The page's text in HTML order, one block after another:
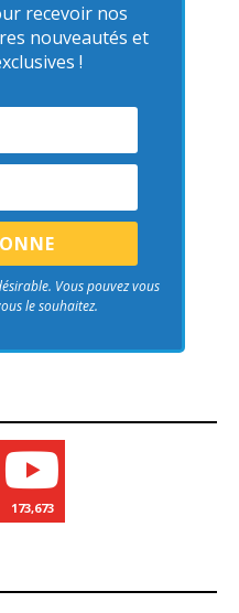
recevoir nos
nouveautés et
!
Vous pouvez vous
le souhaitez.
173,673